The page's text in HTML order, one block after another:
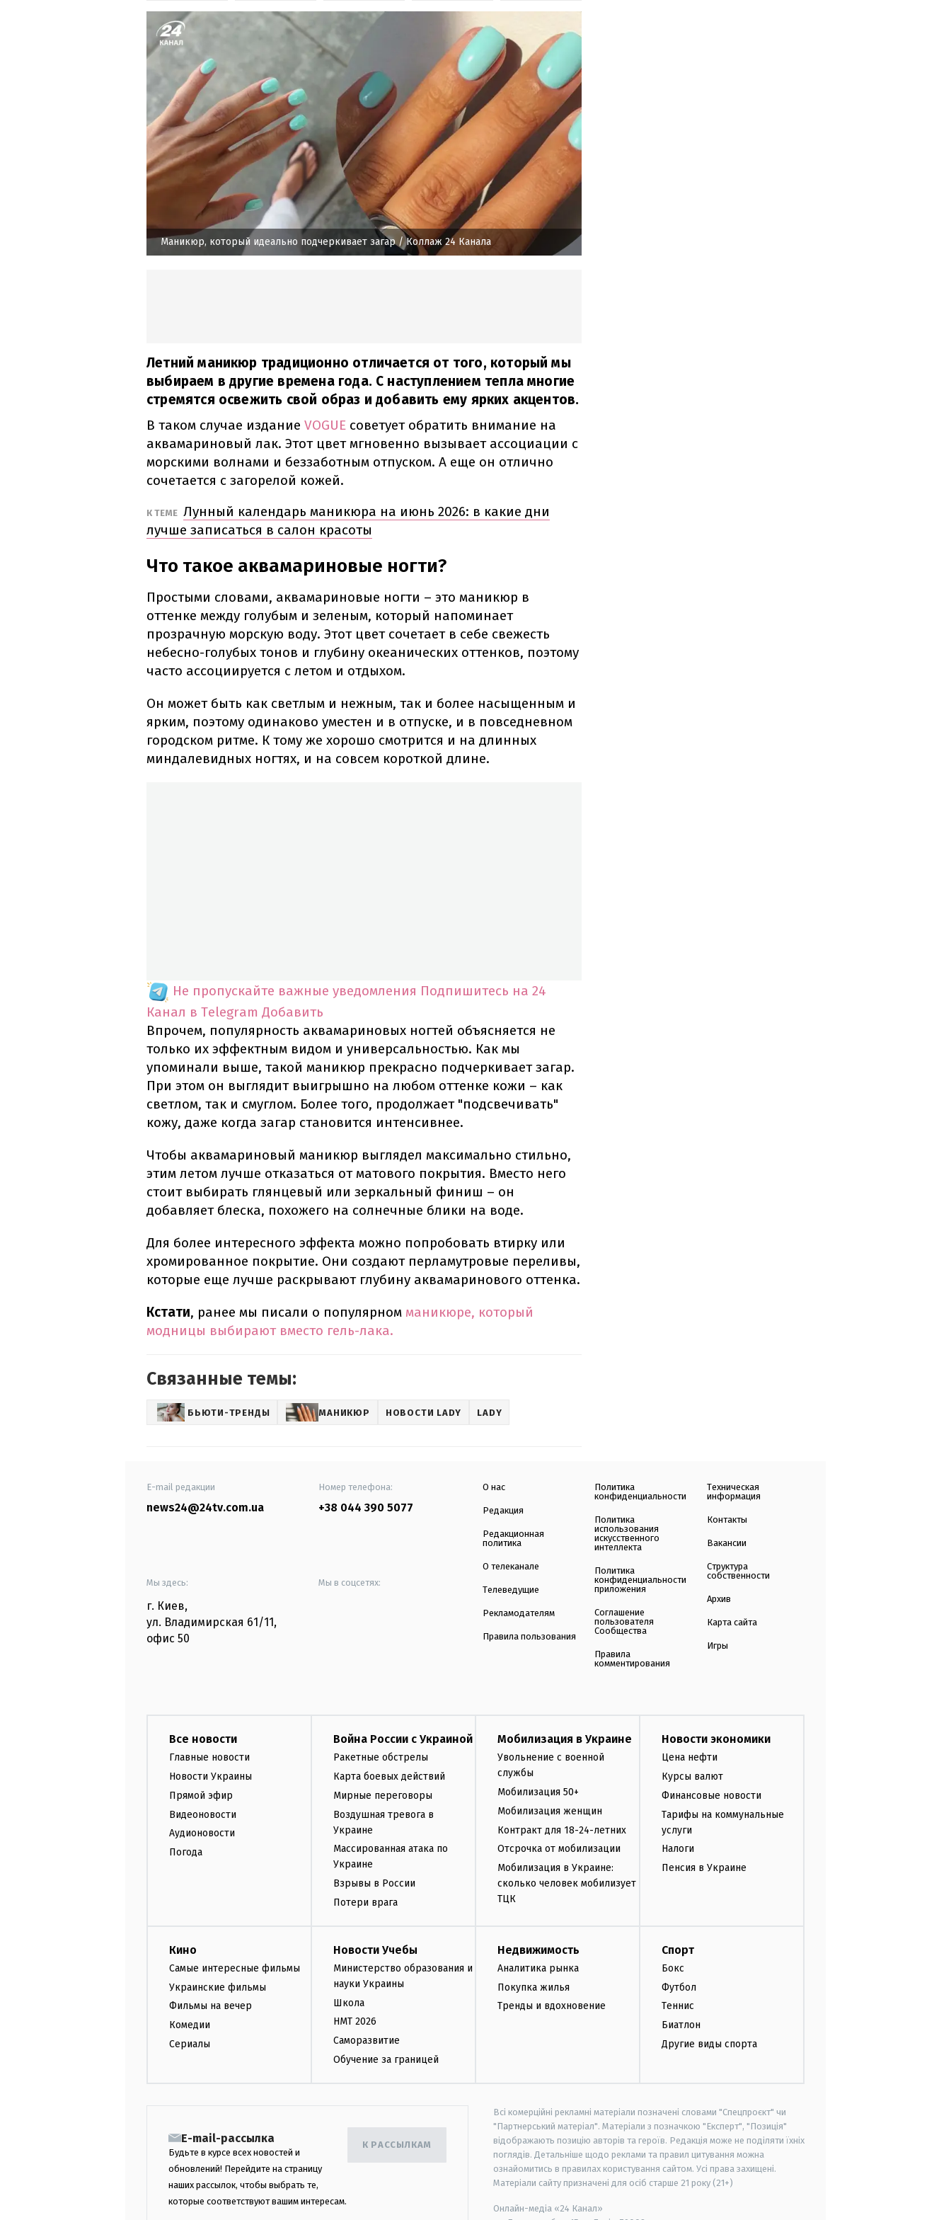
Маникюр, который идеально подчеркивает загар/ Коллаж 24 Канала
Летний маникюр традиционно отличается от того, который мы
выбираем в другие времена года. С наступлением тепла многие
стремятся освежить свой образ и добавить ему ярких акцентов.
В таком случае издание VOGUE советует обратить внимание на
аквамариновый лак. Этот цвет мгновенно вызывает ассоциации с
морскими волнами и беззаботным отпуском. А еще он отлично
сочетается с загорелой кожей.
К ТЕМЕ Лунный календарь маникюра на июнь 2026: в какие дни
лучше записаться в салон красоты
Что такое аквамариновые ногти?
Простыми словами, аквамариновые ногти – это маникюр в
оттенке между голубым и зеленым, который напоминает
прозрачную морскую воду. Этот цвет сочетает в себе свежесть
небесно-голубых тонов и глубину океанических оттенков, поэтому
часто ассоциируется с летом и отдыхом.
Он может быть как светлым и нежным, так и более насыщенным и
ярким, поэтому одинаково уместен и в отпуске, и в повседневном
городском ритме. К тому же хорошо смотрится и на длинных
миндалевидных ногтях, и на совсем короткой длине.
Не пропускайте важные уведомления Подпишитесь на 24
Канал в Telegram Добавить
Впрочем, популярность аквамариновых ногтей объясняется не
только их эффектным видом и универсальностью. Как мы
упоминали выше, такой маникюр прекрасно подчеркивает загар.
При этом он выглядит выигрышно на любом оттенке кожи – как
светлом, так и смуглом. Более того, продолжает "подсвечивать"
кожу, даже когда загар становится интенсивнее.
Чтобы аквамариновый маникюр выглядел максимально стильно,
этим летом лучше отказаться от матового покрытия. Вместо него
стоит выбирать глянцевый или зеркальный финиш – он
добавляет блеска, похожего на солнечные блики на воде.
Для более интересного эффекта можно попробовать втирку или
хромированное покрытие. Они создают перламутровые переливы,
которые еще лучше раскрывают глубину аквамаринового оттенка.
Кстати, ранее мы писали о популярном маникюре, который
модницы выбирают вместо гель-лака.
Связанные темы:
БЬЮТИ-ТРЕНДЫ МАНИКЮР НОВОСТИ LADY LADY
E-mail редакции
news24@24tv.com.ua
Номер телефона:
+38 044 390 5077
Мы здесь:
г. Киев,
ул. Владимирская 61/11,
офис 50
Мы в соцсетях:
О нас
Редакция
Редакционная
политика
О телеканале
Телеведущие
Рекламодателям
Правила пользования
Политика
конфиденциальности
Политика
использования
искусственного
интеллекта
Политика
конфиденциальности
приложения
Соглашение
пользователя
Сообщества
Правила
комментирования
Техническая
информация
Контакты
Вакансии
Структура
собственности
Архив
Карта сайта
Игры
Все новости
Главные новости
Новости Украины
Прямой эфир
Видеоновости
Аудионовости
Погода
Война России с Украиной
Ракетные обстрелы
Карта боевых действий
Мирные переговоры
Воздушная тревога в
Украине
Массированная атака по
Украине
Взрывы в России
Потери врага
Мобилизация в Украине
Увольнение с военной
службы
Мобилизация 50+
Мобилизация женщин
Контракт для 18-24-летних
Отсрочка от мобилизации
Мобилизация в Украине:
сколько человек мобилизует
ТЦК
Новости экономики
Цена нефти
Курсы валют
Финансовые новости
Тарифы на коммунальные
услуги
Налоги
Пенсия в Украине
Кино
Самые интересные фильмы
Украинские фильмы
Фильмы на вечер
Комедии
Сериалы
Новости Учебы
Министерство образования и
науки Украины
Школа
НМТ 2026
Саморазвитие
Обучение за границей
Недвижимость
Аналитика рынка
Покупка жилья
Тренды и вдохновение
Спорт
Бокс
Футбол
Теннис
Биатлон
Другие виды спорта
E-mail-рассылка
Будьте в курсе всех новостей и
обновлений! Перейдите на страницу
наших рассылок, чтобы выбрать те,
которые соответствуют вашим интересам.
К РАССЫЛКАМ
Всі комерційні рекламні матеріали позначені словами "Спецпроєкт" чи
"Партнерський матеріал". Матеріали з позначкою "Експерт", "Позиція"
відображають позицію авторів та героїв. Редакція може не поділяти їхніх
поглядів. Детальніше щодо реклами та правил цитування можна
ознайомитись в правилах користування сайтом. Усі права захищені.
Матеріали сайту призначені для осіб старше 21 року (21+)
Онлайн-медіа «24 Канал»